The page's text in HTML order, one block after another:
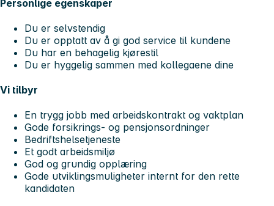
Personlige egenskaper
Du er selvstendig
Du er opptatt av å gi god service til kundene
Du har en behagelig kjørestil
Du er hyggelig sammen med kollegaene dine
Vi tilbyr
En trygg jobb med arbeidskontrakt og vaktplan
Gode forsikrings- og pensjonsordninger
Bedriftshelsetjeneste
Et godt arbeidsmiljø
God og grundig opplæring
Gode utviklingsmuligheter internt for den rette
kandidaten